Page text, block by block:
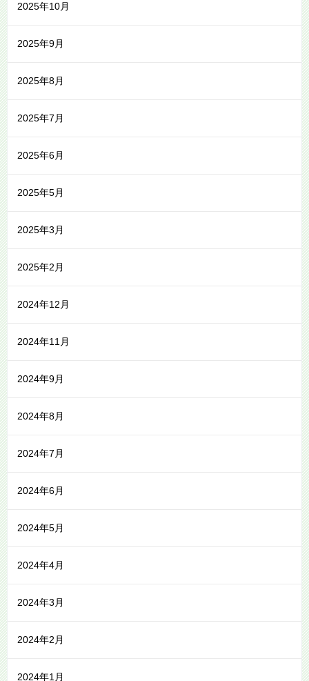
2025年10月
2025年9月
2025年8月
2025年7月
2025年6月
2025年5月
2025年3月
2025年2月
2024年12月
2024年11月
2024年9月
2024年8月
2024年7月
2024年6月
2024年5月
2024年4月
2024年3月
2024年2月
2024年1月